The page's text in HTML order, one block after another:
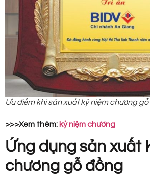
Ưu điểm khi sản xuất kỷ niệm chương
>>>Xem thêm: kỷ niệm chương
Ứng dụng sản xuất
chương gỗ đồng